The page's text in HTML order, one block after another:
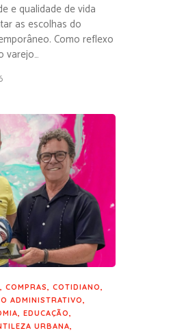
e qualidade de vida
as escolhas do
Como reflexo
varejo…
, COMPRAS, COTIDIANO,
ADMINISTRATIVO,
, EDUCAÇÃO,
URBANA,